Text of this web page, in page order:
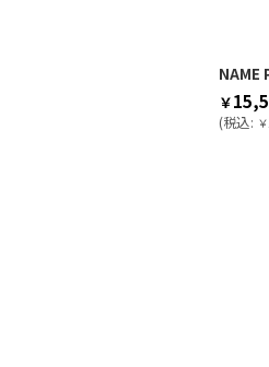
NAME
￥
(税込: ￥